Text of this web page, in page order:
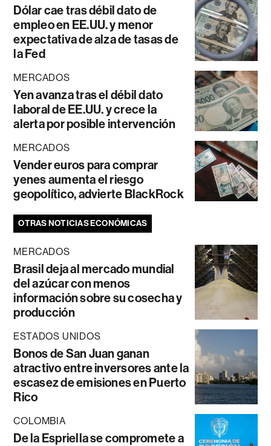
Dólar cae tras débil dato de
empleo en EE.UU. y menor
expectativa de alza de tasas de
la Fed
MERCADOS
Yen avanza tras el débil dato
laboral de EE.UU. y crece la
alerta por posible intervención
MERCADOS
Vender euros para comprar
yenes aumenta el riesgo
geopolítico, advierte BlackRock
OTRAS NOTICIAS ECONÓMICAS
MERCADOS
Brasil deja al mercado mundial
del azúcar con menos
información sobre su cosecha y
producción
ESTADOS UNIDOS
Bonos de San Juan ganan
atractivo entre inversores ante la
escasez de emisiones en Puerto
Rico
COLOMBIA
De la Espriella se compromete a